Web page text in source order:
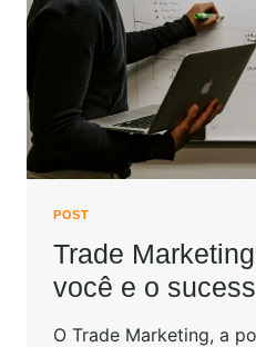
POST
Trade
você e o
O Trade Marketing, a